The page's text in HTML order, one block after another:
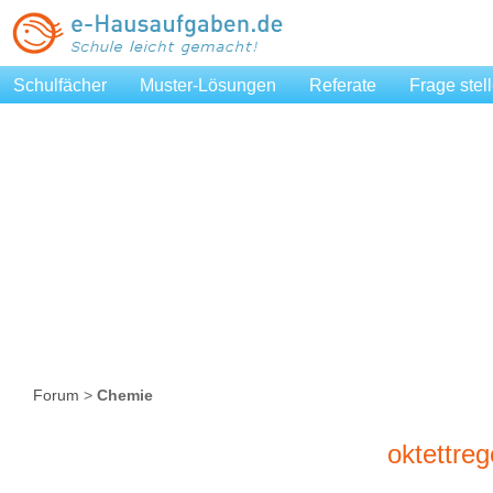
Schulfächer Muster-Lösungen Referate Frage
Forum > Chemie